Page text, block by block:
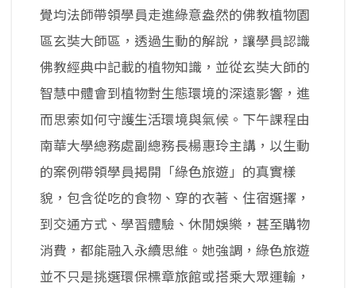
覺均法師帶領學員走進綠意盎然的佛教植物園
區玄奘大師區，透過生動的解說，讓學員認識
佛教經典中記載的植物知識，並從玄奘大師的
智慧中體會到植物對生態環境的深遠影響，進
而思索如何守護生活環境與氣候。下午課程由
南華大學總務處副總務長楊惠玲主講，以生動
的案例帶領學員揭開「綠色旅遊」的真實樣
貌，包含從吃的食物、穿的衣著、住宿選擇，
到交通方式、學習體驗、休閒娛樂，甚至購物
消費，都能融入永續思維。她強調，綠色旅遊
並不只是挑選環保標章旅館或搭乘大眾運輸，